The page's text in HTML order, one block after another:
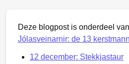
Deze blogpost is onderdeel
Jólasveinarnir: de 13
12 december: Stekkjastaur